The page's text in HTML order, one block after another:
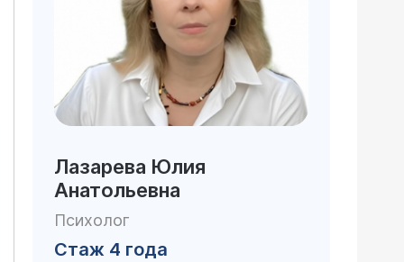
Лазарева Юлия
Анатольевна
Психолог
Стаж 4 года